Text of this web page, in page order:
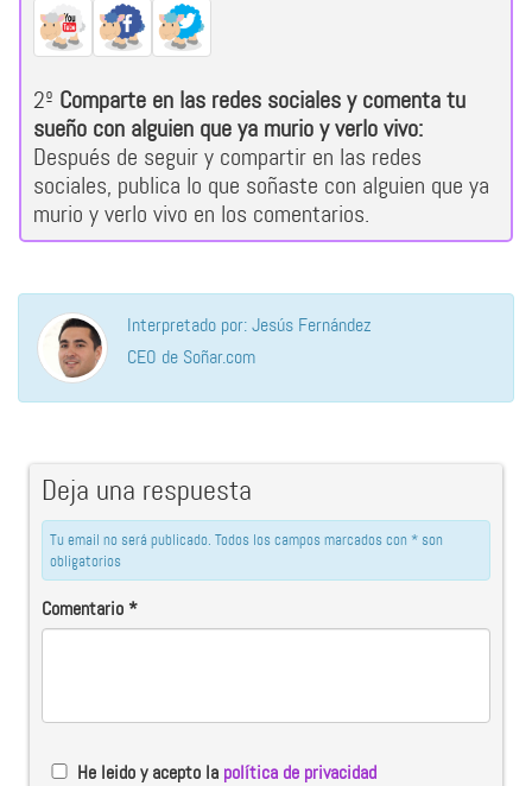
2º Comparte en las redes sociales y comenta tu
sueño con alguien que ya murio y verlo vivo:
Después de seguir y compartir en las redes
sociales, publica lo que soñaste con alguien que ya
murio y verlo vivo en los comentarios.
Interpretado por: Jesús Fernández
CEO de Soñar.com
Deja una respuesta
Tu email no será publicado. Todos los campos marcados con * son
obligatorios
Comentario*
He leido y acepto la política de privacidad